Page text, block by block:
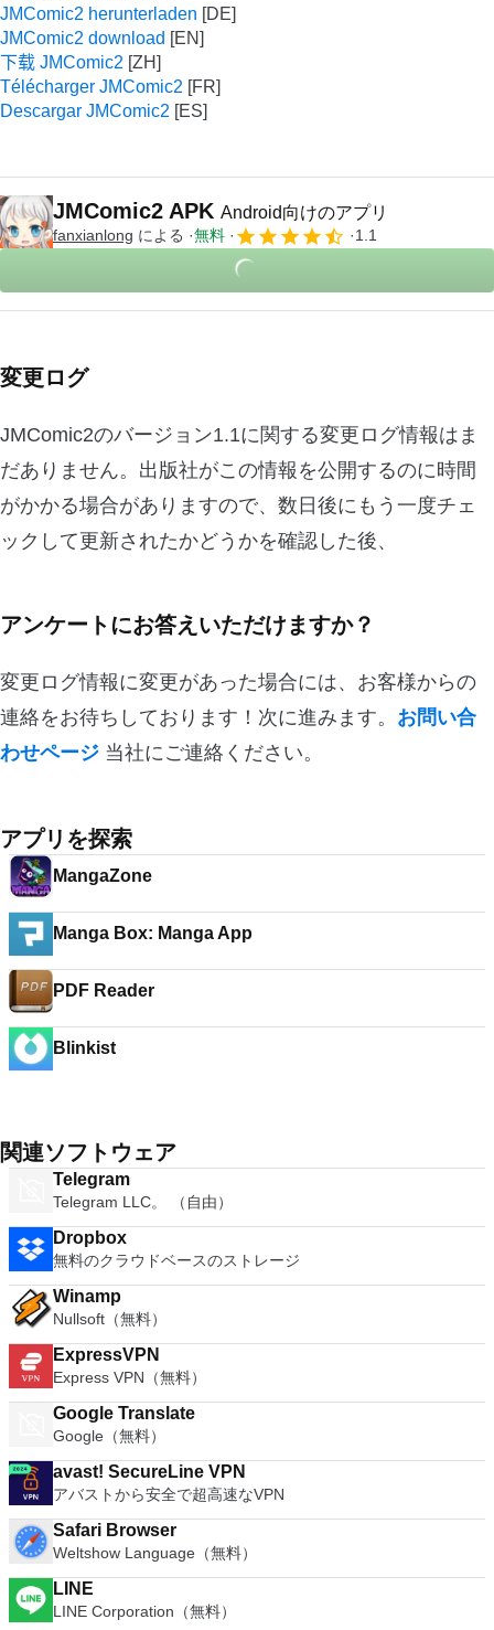
JMComic2 herunterladen
JMComic2 download
下载 JMComic2
Télécharger JMComic2
Descargar JMComic2
JMComic2 APK Android向けのアプリ
fanxianlong による 無料 1.1
変更ログ
JMComic2のバージョン1.1に関する変更ログ情報はま
だありません。出版社がこの情報を公開するのに時間
がかかる場合がありますので、数日後にもう一度チェ
ックして更新されたかどうかを確認した後、
アンケートにお答えいただけますか？
変更ログ情報に変更があった場合には、お客様からの
連絡をお待ちしております！次に進みます。 お問い合
わせページ 当社にご連絡ください。
アプリを探索
MangaZone
Manga Box: Manga App
PDF Reader
Blinkist
関連ソフトウェア
Telegram
Telegram LLC。 （自由）
Dropbox
無料のクラウドベースのストレージ
Winamp
Nullsoft（無料）
ExpressVPN
Express VPN（無料）
Google Translate
Google（無料）
avast! SecureLine VPN
アバストから安全で超高速なVPN
Safari Browser
Weltshow Language（無料）
LINE
LINE Corporation（無料）